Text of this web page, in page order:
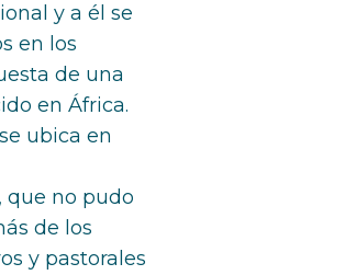
y a él se
en los
de una
en África.
ubica en
que no pudo
de los
y pastorales